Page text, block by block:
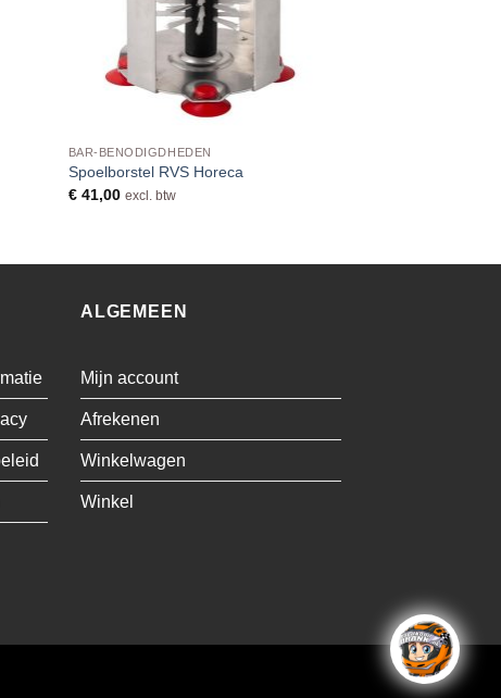
BAR-BENODIGDHEDEN
Spoelborstel RVS Horeca
€41,00 excl. btw
ALGEMEEN
Mijn account
Afrekenen
Winkelwagen
Winkel
Bancontact